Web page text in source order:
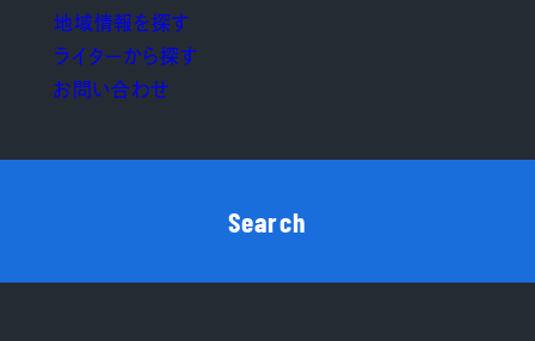
地域情報を探す
ライターから探す
お問い合わせ
Search